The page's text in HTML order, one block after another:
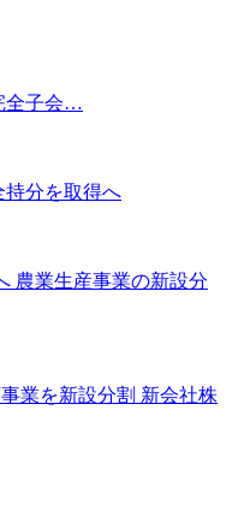
全子会…
持分を取得へ
農業生産事業の新設分
業を新設分割 新会社株